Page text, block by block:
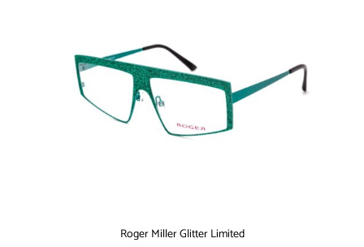
Roger Miller Glitter Limited